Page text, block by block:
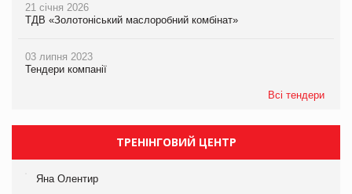
21 січня 2026
ТДВ «Золотоніський маслоробний комбінат»
03 липня 2023
Тендери компанії
Всі тендери
ТРЕНІНГОВИЙ ЦЕНТР
Яна Олентир